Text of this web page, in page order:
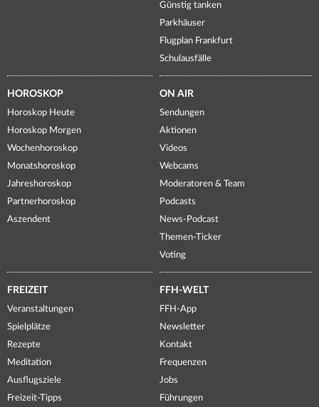
Günstig tanken
Parkhäuser
Flugplan Frankfurt
Schulausfälle
HOROSKOP
Horoskop Heute
Horoskop Morgen
Wochenhoroskop
Monatshoroskop
Jahreshoroskop
Partnerhoroskop
Aszendent
ON AIR
Sendungen
Aktionen
Videos
Webcams
Moderatoren & Team
Podcasts
News-Podcast
Themen-Ticker
Voting
FREIZEIT
Veranstaltungen
Spielplätze
Rezepte
Meditation
Ausflugsziele
Freizeit-Tipps
FFH-WELT
FFH-App
Newsletter
Kontakt
Frequenzen
Jobs
Führungen